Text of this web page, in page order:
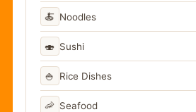
🍝 Noodles
🍣 Sushi
🍚 Rice Dishes
🦐 Seafood